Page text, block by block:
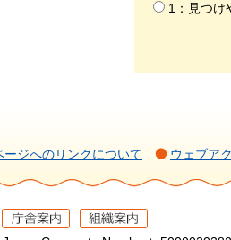
1：見つけ
ージへのリンクについて ウェブア